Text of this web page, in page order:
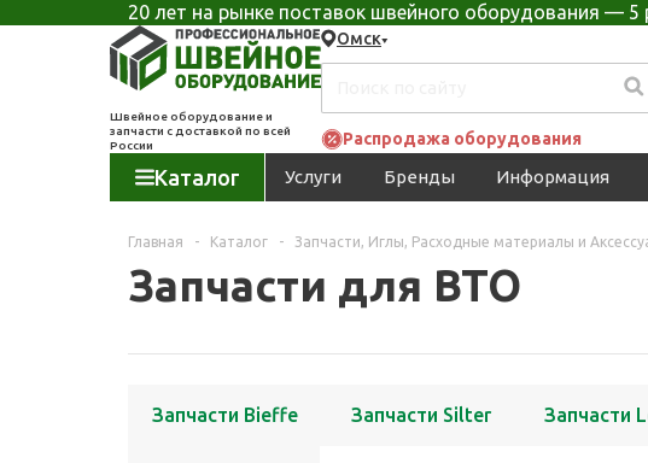
20 лет на рынке поставок швейного оборудования —
Швейное оборудование и
запчасти с доставкой по всей
России
Омск
Распродажа оборудования
Каталог Услуги Бренды Информация
Главная - Каталог - Запчасти, Иглы, Расходные материалы и
Запчасти для ВТО
Запчасти Bieffe Запчасти Silter Запчасти